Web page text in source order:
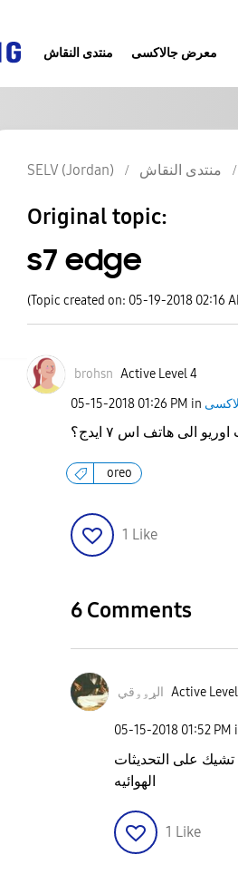
منتدى النقاش معرض جالاكسى
SELV (Jordan) منتدى النقاش
Original topic:
s7 edge
(Topic created on: 05-19-2018 02:16
brohsn Active Level 4
‎05-15-2018 01:26 PM in
الى هاتف اس ٧ ايدج؟
oreo
1 Like
6 Comments
الړۅۅقي Active
‎05-15-2018 01:52 PM
تشيك على التحديثات
الهوائيه
1 Like